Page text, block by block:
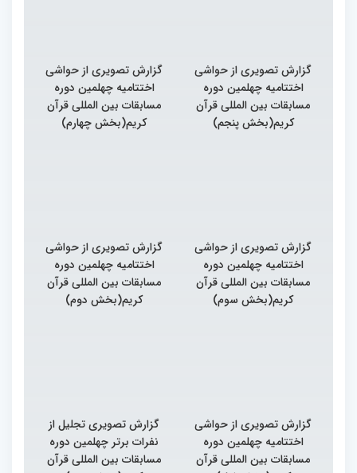
گزارش تصویری از حواشی
اختتامیه چهلمین دوره
مسابقات بین المللی قرآن
کریم(بخش پنجم)
گزارش تصویری از حواشی
اختتامیه چهلمین دوره
مسابقات بین المللی قرآن
کریم(بخش چهارم)
گزارش تصویری از حواشی
اختتامیه چهلمین دوره
مسابقات بین المللی قرآن
کریم(بخش سوم)
گزارش تصویری از حواشی
اختتامیه چهلمین دوره
مسابقات بین المللی قرآن
کریم(بخش دوم)
گزارش تصویری از حواشی
اختتامیه چهلمین دوره
مسابقات بین المللی قرآن
گزارش تصویری تجلیل از
نفرات برتر چهلمین دوره
مسابقات بین المللی قرآن